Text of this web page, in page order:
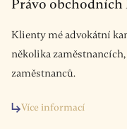
Právo
Klienty mé advokátní
několika
zaměstnanců.
Více informací